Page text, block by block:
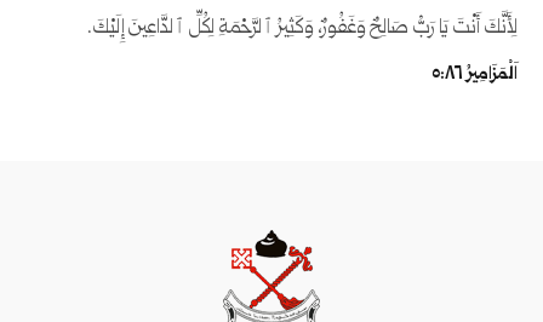
لِأَنَّكَ أَنْتَ يَا رَبُّ صَالِحٌ وَغَفُورٌ، وَكَثِيرُ ٱلرَّحْمَةِ لِكُلِّ ٱلدَّاعِينَ إِلَيْكَ.
اَلْمَزَامِيرُ ٨٦:‏٥